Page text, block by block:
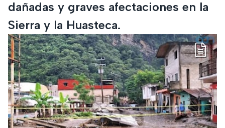
dañadas y graves afectaciones en la
Sierra y la Huasteca.